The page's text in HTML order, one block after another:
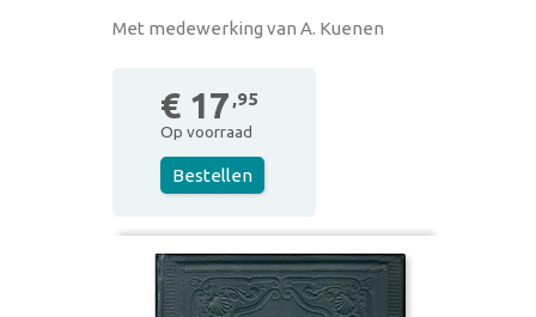
Met medewerking van A. Kuenen
€ 17 ,95
Op voorraad
Bestellen